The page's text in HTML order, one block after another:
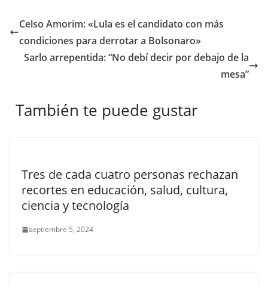
Celso Amorim: «Lula es el candidato con más
condiciones para derrotar a Bolsonaro»
Sarlo arrepentida: “No debí decir por debajo de la
mesa”
También te puede gustar
Tres de cada cuatro personas rechazan
recortes en educación, salud, cultura,
ciencia y tecnología
septiembre 5, 2024